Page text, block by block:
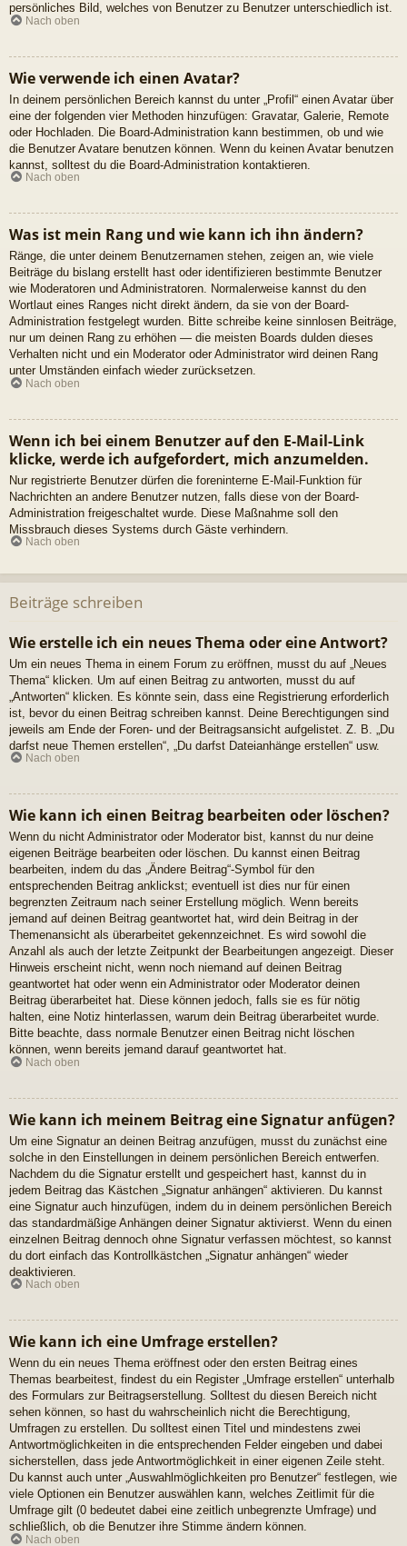
persönliches Bild, welches von Benutzer zu Benutzer unterschiedlich ist.
Nach oben
Wie verwende ich einen Avatar?
In deinem persönlichen Bereich kannst du unter „Profil“ einen Avatar über
eine der folgenden vier Methoden hinzufügen: Gravatar, Galerie, Remote
oder Hochladen. Die Board-Administration kann bestimmen, ob und wie
die Benutzer Avatare benutzen können. Wenn du keinen Avatar benutzen
kannst, solltest du die Board-Administration kontaktieren.
Nach oben
Was ist mein Rang und wie kann ich ihn ändern?
Ränge, die unter deinem Benutzernamen stehen, zeigen an, wie viele
Beiträge du bislang erstellt hast oder identifizieren bestimmte Benutzer
wie Moderatoren und Administratoren. Normalerweise kannst du den
Wortlaut eines Ranges nicht direkt ändern, da sie von der Board-
Administration festgelegt wurden. Bitte schreibe keine sinnlosen Beiträge,
nur um deinen Rang zu erhöhen — die meisten Boards dulden dieses
Verhalten nicht und ein Moderator oder Administrator wird deinen Rang
unter Umständen einfach wieder zurücksetzen.
Nach oben
Wenn ich bei einem Benutzer auf den E-Mail-Link
klicke, werde ich aufgefordert, mich anzumelden.
Nur registrierte Benutzer dürfen die foreninterne E-Mail-Funktion für
Nachrichten an andere Benutzer nutzen, falls diese von der Board-
Administration freigeschaltet wurde. Diese Maßnahme soll den
Missbrauch dieses Systems durch Gäste verhindern.
Nach oben
Beiträge schreiben
Wie erstelle ich ein neues Thema oder eine Antwort?
Um ein neues Thema in einem Forum zu eröffnen, musst du auf „Neues
Thema“ klicken. Um auf einen Beitrag zu antworten, musst du auf
„Antworten“ klicken. Es könnte sein, dass eine Registrierung erforderlich
ist, bevor du einen Beitrag schreiben kannst. Deine Berechtigungen sind
jeweils am Ende der Foren- und der Beitragsansicht aufgelistet. Z. B. „Du
darfst neue Themen erstellen“, „Du darfst Dateianhänge erstellen“ usw.
Nach oben
Wie kann ich einen Beitrag bearbeiten oder löschen?
Wenn du nicht Administrator oder Moderator bist, kannst du nur deine
eigenen Beiträge bearbeiten oder löschen. Du kannst einen Beitrag
bearbeiten, indem du das „Ändere Beitrag“-Symbol für den
entsprechenden Beitrag anklickst; eventuell ist dies nur für einen
begrenzten Zeitraum nach seiner Erstellung möglich. Wenn bereits
jemand auf deinen Beitrag geantwortet hat, wird dein Beitrag in der
Themenansicht als überarbeitet gekennzeichnet. Es wird sowohl die
Anzahl als auch der letzte Zeitpunkt der Bearbeitungen angezeigt. Dieser
Hinweis erscheint nicht, wenn noch niemand auf deinen Beitrag
geantwortet hat oder wenn ein Administrator oder Moderator deinen
Beitrag überarbeitet hat. Diese können jedoch, falls sie es für nötig
halten, eine Notiz hinterlassen, warum dein Beitrag überarbeitet wurde.
Bitte beachte, dass normale Benutzer einen Beitrag nicht löschen
können, wenn bereits jemand darauf geantwortet hat.
Nach oben
Wie kann ich meinem Beitrag eine Signatur anfügen?
Um eine Signatur an deinen Beitrag anzufügen, musst du zunächst eine
solche in den Einstellungen in deinem persönlichen Bereich entwerfen.
Nachdem du die Signatur erstellt und gespeichert hast, kannst du in
jedem Beitrag das Kästchen „Signatur anhängen“ aktivieren. Du kannst
eine Signatur auch hinzufügen, indem du in deinem persönlichen Bereich
das standardmäßige Anhängen deiner Signatur aktivierst. Wenn du einen
einzelnen Beitrag dennoch ohne Signatur verfassen möchtest, so kannst
du dort einfach das Kontrollkästchen „Signatur anhängen“ wieder
deaktivieren.
Nach oben
Wie kann ich eine Umfrage erstellen?
Wenn du ein neues Thema eröffnest oder den ersten Beitrag eines
Themas bearbeitest, findest du ein Register „Umfrage erstellen“ unterhalb
des Formulars zur Beitragserstellung. Solltest du diesen Bereich nicht
sehen können, so hast du wahrscheinlich nicht die Berechtigung,
Umfragen zu erstellen. Du solltest einen Titel und mindestens zwei
Antwortmöglichkeiten in die entsprechenden Felder eingeben und dabei
sicherstellen, dass jede Antwortmöglichkeit in einer eigenen Zeile steht.
Du kannst auch unter „Auswahlmöglichkeiten pro Benutzer“ festlegen, wie
viele Optionen ein Benutzer auswählen kann, welches Zeitlimit für die
Umfrage gilt (0 bedeutet dabei eine zeitlich unbegrenzte Umfrage) und
schließlich, ob die Benutzer ihre Stimme ändern können.
Nach oben